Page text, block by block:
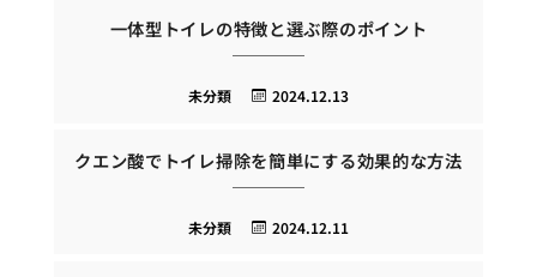
一体型トイレの特徴と選ぶ際のポイント
2024.12.13
未分類
クエン酸でトイレ掃除を簡単にする効果的な方法
2024.12.11
未分類